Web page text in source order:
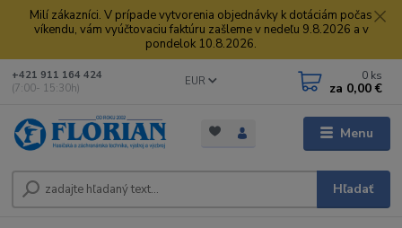
Milí zákazníci. V prípade vytvorenia objednávky k dotáciám počas
víkendu, vám vyúčtovaciu faktúru zašleme v nedeľu 9.8.2026 a v
pondelok 10.8.2026.
Menu
EUR
Hľadať
+421 911 164 424
(7:00- 15:30h)
0 ks
za 0,00 €